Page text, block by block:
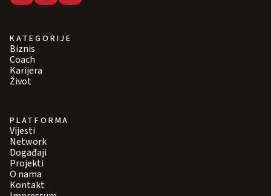
KATEGORIJE
Biznis
Coach
Karijera
Život
PLATFORMA
Vijesti
Network
Događaji
Projekti
O nama
Kontakt